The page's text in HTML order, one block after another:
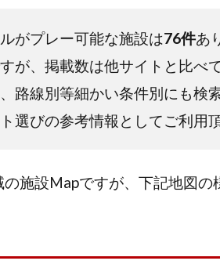
がプレー可能な施設は76件あ
が、掲載数は他サイトと比べ
路線別等細かい条件別にも検
選びの参考情報としてご利用
施設Mapですが、下記地図